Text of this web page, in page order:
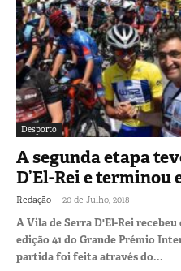
Desporto
A segunda etapa
D’El-Rei e terminou
Redação - 20 de Julho, 2018
A Vila de Serra D'El-Rei
edição 41 do Grande Prémio
partida foi feita através do...